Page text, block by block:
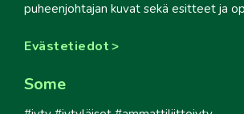
puheenjohtajan kuvat sekä esitteet ja
Evästetiedot
Some